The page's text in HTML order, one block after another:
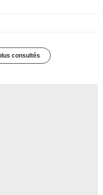
consultés